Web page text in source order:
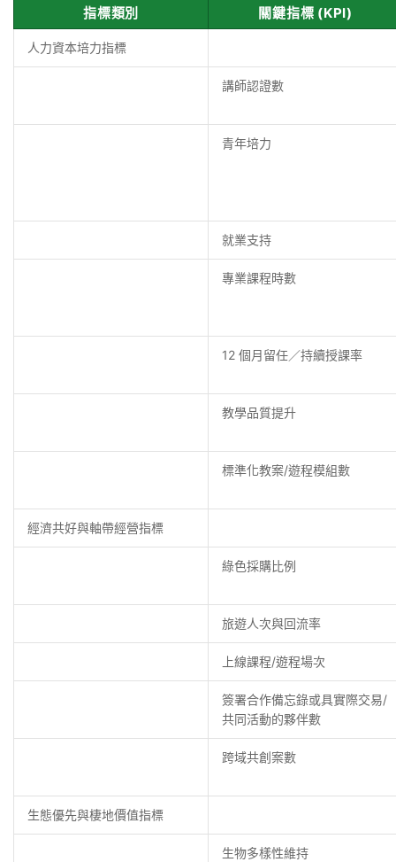
指標類別 關鍵指標 (KPI)
人力資本培力指標
講師認證數
青年培力
就業支持
專業課程時數
12 個月留任／持續授課率
教學品質提升
標準化教案/遊程模組數
經濟共好與軸帶經營指標
綠色採購比例
旅遊人次與回流率
上線課程/遊程場次
簽署合作備忘錄或具實際交易/
共同活動的夥伴數
跨域共創案數
生態優先與棲地價值指標
生物多樣性維持